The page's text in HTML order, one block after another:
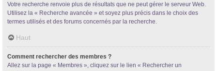
Votre recherche renvoie plus de résultats que ne peut gérer le serveur Web.
Utilisez la « Recherche avancée » et soyez plus précis dans le choix des
termes utilisés et des forums concernés par la recherche.
Haut
Comment rechercher des membres ?
Allez sur la page « Membres », cliquez sur le lien « Rechercher un